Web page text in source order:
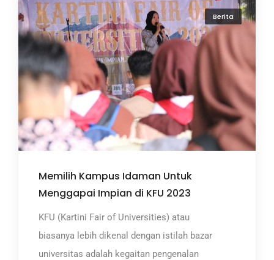
Berita
Memilih Kampus Idaman Untuk
Menggapai Impian di KFU 2023
KFU (Kartini Fair of Universities) atau
biasanya lebih dikenal dengan istilah bazar
universitas adalah kegaitan pengenalan